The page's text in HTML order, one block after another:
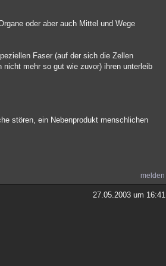
oder aber auch Mittel und Wege
Faser (auf der sich die Zellen
mehr so gut wie zuvor) ihren unterleib
stören, ein Nebenprodukt menschlichen
melden
27.05.2003 um 16:41